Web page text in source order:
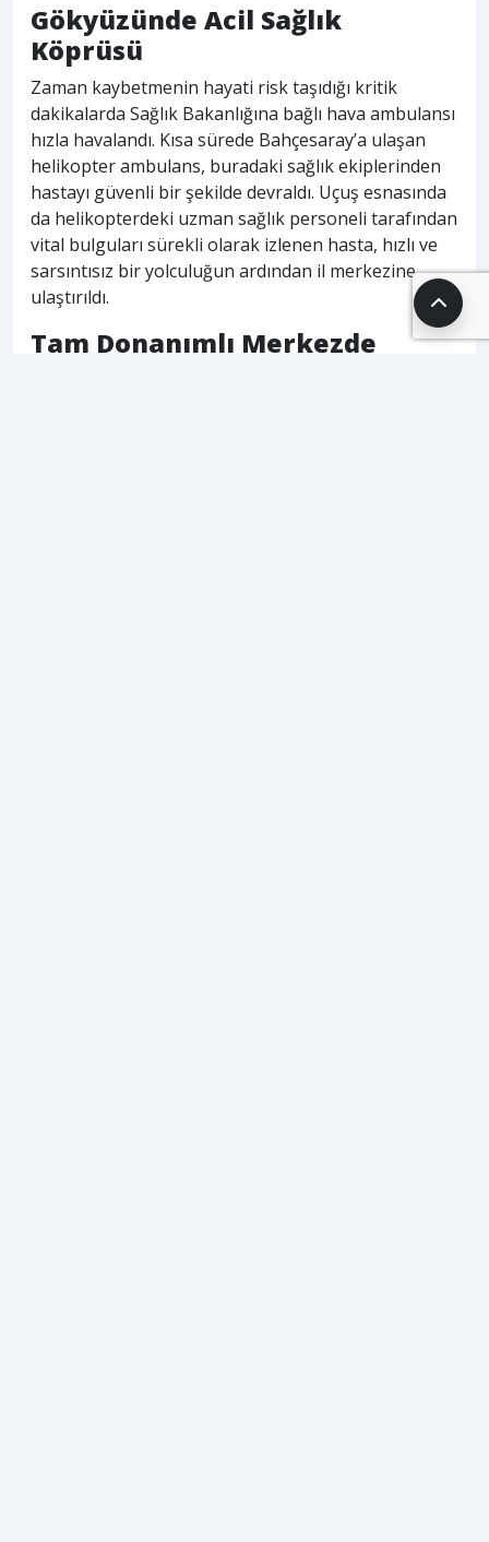
Gökyüzünde Acil Sağlık
Köprüsü
Zaman kaybetmenin hayati risk taşıdığı kritik
dakikalarda Sağlık Bakanlığına bağlı hava ambulansı
hızla havalandı. Kısa sürede Bahçesaray’a ulaşan
helikopter ambulans, buradaki sağlık ekiplerinden
hastayı güvenli bir şekilde devraldı. Uçuş esnasında
da helikopterdeki uzman sağlık personeli tarafından
vital bulguları sürekli olarak izlenen hasta, hızlı ve
sarsıntısız bir yolculuğun ardından il merkezine
ulaştırıldı.
Tam Donanımlı Merkezde